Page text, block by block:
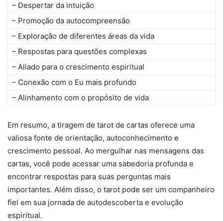
– Despertar da intuição
– Promoção da autocompreensão
– Exploração de diferentes áreas da vida
– Respostas para questões complexas
– Aliado para o crescimento espiritual
– Conexão com o Eu mais profundo
– Alinhamento com o propósito de vida
Em resumo, a tiragem de tarot de cartas oferece uma
valiosa fonte de orientação, autoconhecimento e
crescimento pessoal. Ao mergulhar nas mensagens das
cartas, você pode acessar uma sabedoria profunda e
encontrar respostas para suas perguntas mais
importantes. Além disso, o tarot pode ser um companheiro
fiel em sua jornada de autodescoberta e evolução
espiritual.